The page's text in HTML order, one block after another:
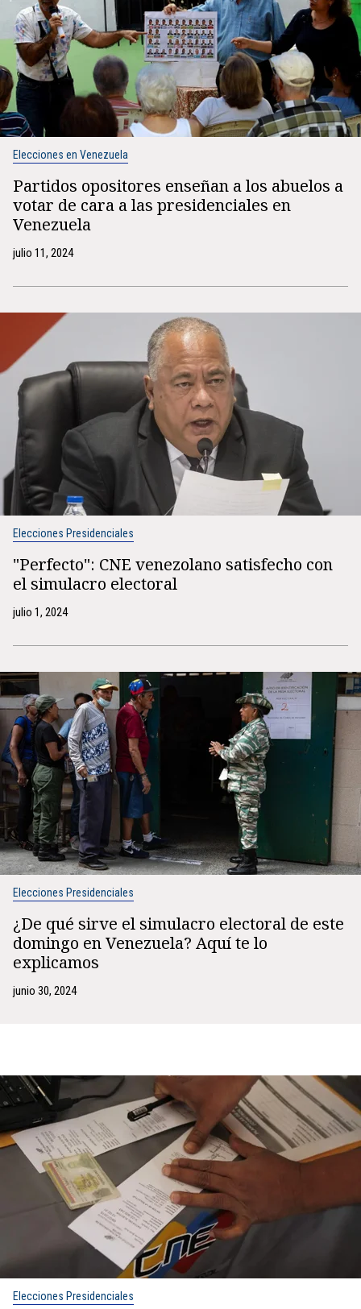
Elecciones en Venezuela
Partidos opositores enseñan a los abuelos a
votar de cara a las presidenciales en
Venezuela
julio 11, 2024
Elecciones Presidenciales
"Perfecto": CNE venezolano satisfecho con
el simulacro electoral
julio 1, 2024
Elecciones Presidenciales
¿De qué sirve el simulacro electoral de este
domingo en Venezuela? Aquí te lo
explicamos
junio 30, 2024
Elecciones Presidenciales